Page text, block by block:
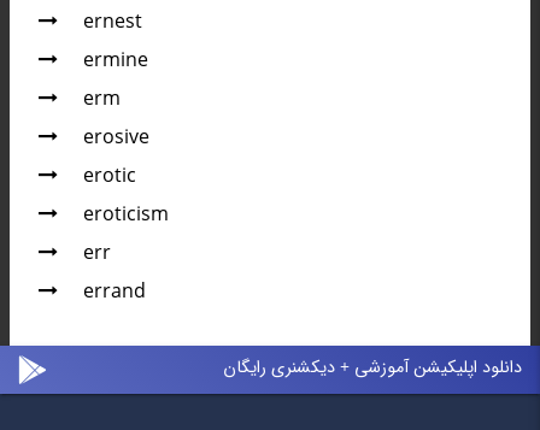
ernest
ermine
erm
erosive
erotic
eroticism
err
errand
دانلود اپلیکیشن آموزشی + دیکشنری رایگان